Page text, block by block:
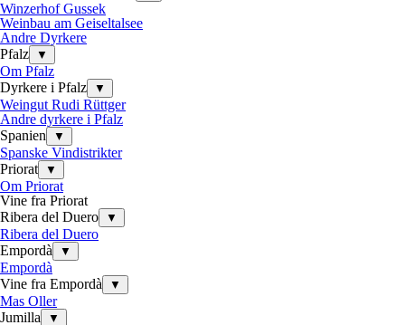
Winzerhof Gussek
Weinbau am Geiseltalsee
Andre Dyrkere
Pfalz
▼
Om Pfalz
Dyrkere i Pfalz
▼
Weingut Rudi Rüttger
Andre dyrkere i Pfalz
Spanien
▼
Spanske Vindistrikter
Priorat
▼
Om Priorat
Vine fra Priorat
Ribera del Duero
▼
Ribera del Duero
Empordà
▼
Empordà
Vine fra Empordà
▼
Mas Oller
Jumilla
▼